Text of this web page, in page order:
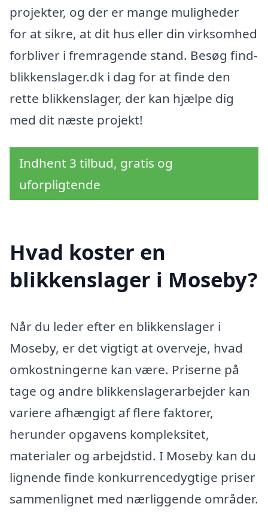
projekter, og der er mange muligheder
for at sikre, at dit hus eller din virksomhed
forbliver i fremragende stand. Besøg find-
blikkenslager.dk i dag for at finde den
rette blikkenslager, der kan hjælpe dig
med dit næste projekt!
Indhent 3 tilbud, gratis og
uforpligtende
Hvad koster en
blikkenslager i Moseby?
Når du leder efter en blikkenslager i
Moseby, er det vigtigt at overveje, hvad
omkostningerne kan være. Priserne på
tage og andre blikkenslagerarbejder kan
variere afhængigt af flere faktorer,
herunder opgavens kompleksitet,
materialer og arbejdstid. I Moseby kan du
lignende finde konkurrencedygtige priser
sammenlignet med nærliggende områder.